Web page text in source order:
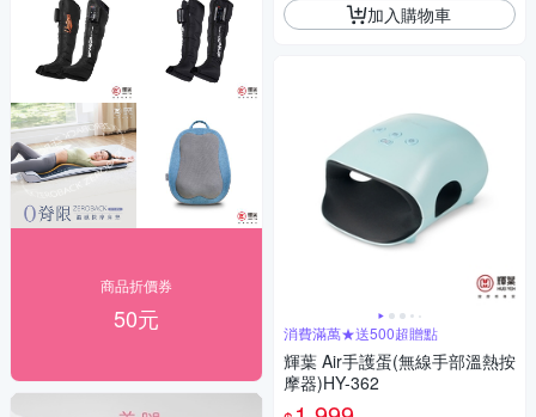
商品折價券
50元
加入購物車
消費滿萬★送500超贈點
輝葉 Air手護蛋(無線手部溫熱按
摩器)HY-362